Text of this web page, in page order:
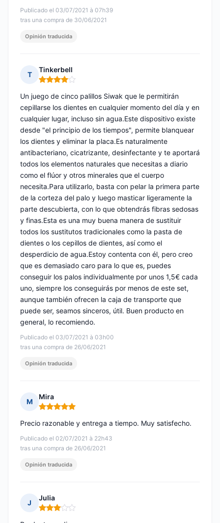
Publicado el 03/07/2021 à 07h39
tras una compra de 30/06/2021
Opinión traducida
T
Tinkerbell
Nota: 4 de 5
Publicado el 03/07/2021 à 03h00
tras una compra de 26/06/2021
Un juego de cinco palillos Siwak que le permitirán
cepillarse los dientes en cualquier momento del día y en
cualquier lugar, incluso sin agua.Este dispositivo existe
desde "el principio de los tiempos", permite blanquear
los dientes y eliminar la placa.Es naturalmente
antibacteriano, cicatrizante, desinfectante y te aportará
todos los elementos naturales que necesitas a diario
como el flúor y otros minerales que el cuerpo
necesita.Para utilizarlo, basta con pelar la primera parte
de la corteza del palo y luego masticar ligeramente la
parte descubierta, con lo que obtendrás fibras sedosas
y finas.Esta es una muy buena manera de sustituir
todos los sustitutos tradicionales como la pasta de
dientes o los cepillos de dientes, así como el
desperdicio de agua.Estoy contenta con él, pero creo
que es demasiado caro para lo que es, puedes
conseguir los palos individualmente por unos 1,5€ cada
uno, siempre los conseguirás por menos de este set,
aunque también ofrecen la caja de transporte que
puede ser, seamos sinceros, útil. Buen producto en
general, lo recomiendo.
Opinión traducida
M
Mira
Nota: 5 de 5
Publicado el 02/07/2021 à 22h43
tras una compra de 26/06/2021
Precio razonable y entrega a tiempo. Muy satisfecho.
Opinión traducida
J
Julia
Nota: 3 de 5